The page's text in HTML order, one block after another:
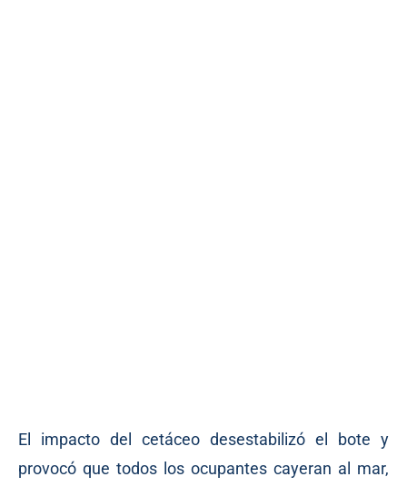
El impacto del cetáceo desestabilizó el bote y
provocó que todos los ocupantes cayeran al mar,